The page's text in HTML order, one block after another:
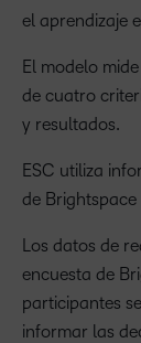
el aprendizaje
El modelo
de cuatro
y resultados.
ESC utiliza
de
Los datos de
encuesta de
participantes
informar las